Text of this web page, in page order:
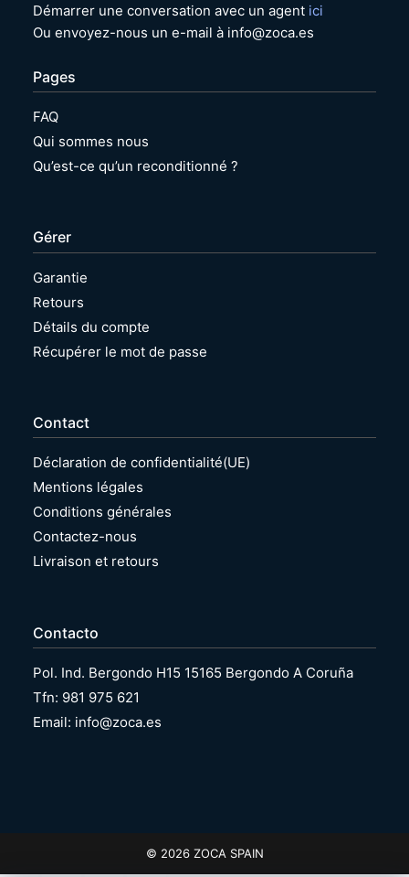
Démarrer une conversation avec un agent ici
Ou envoyez-nous un e-mail à info@zoca.es
Pages
FAQ
Qui sommes nous
Qu’est-ce qu’un reconditionné ?
Gérer
Garantie
Retours
Détails du compte
Récupérer le mot de passe
Contact
Déclaration de confidentialité(UE)
Mentions légales
Conditions générales
Contactez-nous
Livraison et retours
Contacto
Pol. Ind. Bergondo H15 15165 Bergondo A Coruña
Tfn: 981 975 621
Email: info@zoca.es
© 2026 ZOCA SPAIN